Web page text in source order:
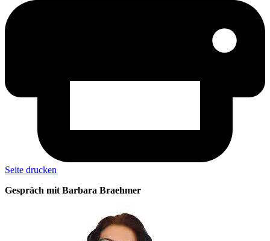
Seite drucken
Gespräch mit Barbara Braehmer